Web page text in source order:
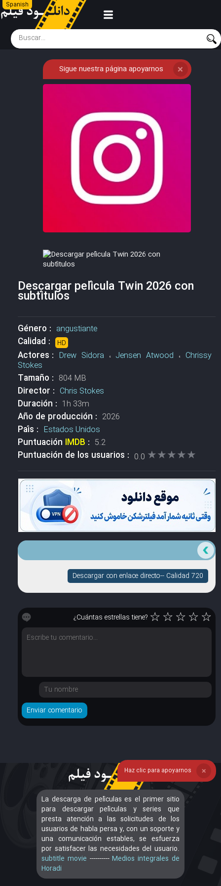
Spanish
Sigue nuestra página apoyarnos ❌
Descargar película Twin 2026 con
subtítulos
Género : angustiante
Calidad : HD
Actores : Drew Sidora ، Jensen Atwood ،Chrissy
Stokes
Tamaño : 804 MB
Director : Chris Stokes
Duración : 1h 33m
Año de producción : 2026
País : Estados Unidos
Puntuación IMDB : 5.2
Puntuación de los usuarios : 0.0 ★★★★★
★★★★★
Descargar con enlace directo-- Calidad 720
¿Cuántas estrellas tiene? ☆☆☆☆☆
La descarga de películas es el primer sitio
para descargar películas y series que
presta atención a las solicitudes de los
usuarios de habla persa y, con un soporte y
una comunicación estables, se esfuerza
por satisfacer las necesidades del usuario.
subtitle movie ----------Medios integrales de
Horadi
Haz clic para apoyarnos ❌